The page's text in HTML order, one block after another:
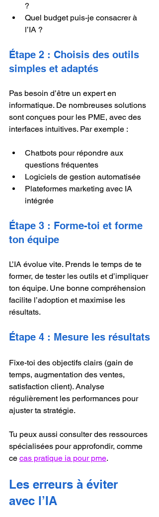
?
Quel budget puis-je consacrer à
l’IA ?
Étape 2 : Choisis des outils
simples et adaptés
Pas besoin d’être un expert en
informatique. De nombreuses solutions
sont conçues pour les PME, avec des
interfaces intuitives. Par exemple :
Chatbots pour répondre aux
questions fréquentes
Logiciels de gestion automatisée
Plateformes marketing avec IA
intégrée
Étape 3 : Forme-toi et forme
ton équipe
L’IA évolue vite. Prends le temps de te
former, de tester les outils et d’impliquer
ton équipe. Une bonne compréhension
facilite l’adoption et maximise les
résultats.
Étape 4 : Mesure les résultats
Fixe-toi des objectifs clairs (gain de
temps, augmentation des ventes,
satisfaction client). Analyse
régulièrement les performances pour
ajuster ta stratégie.
Tu peux aussi consulter des ressources
spécialisées pour approfondir, comme
ce cas pratique ia pour pme.
Les erreurs à éviter
avec l’IA